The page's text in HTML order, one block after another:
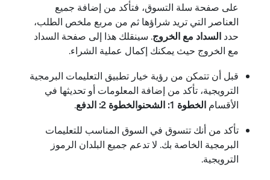
على صفحة سلة التسوق، فتأكد من إضافة جميع
العناصر التي تريد شراؤها ثم من مربع ملخص الطلب،
حدد السداد مع الخروج. سينقلك هذا إلى صفحة السداد
مع الخروج حيث يمكنك إكمال عملية الشراء.
قبل أن تتمكن من رؤية خيار تطبيق التعليمات البرمجية
الترويجية، تأكد من إضافة المعلومات أو تحديثها في
الأقسام الخطوة 1: الشحن والخطوة 2: الدفع
.
تأكد من أنك تتسوق في السوق المناسب للتعليمات
البرمجية الخاصة بك. لا تدعم جميع البلدان الرموز
الترويجية.